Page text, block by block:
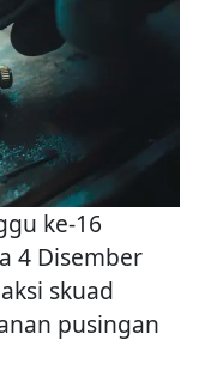
ke-16
4 Disember
skuad
pusingan